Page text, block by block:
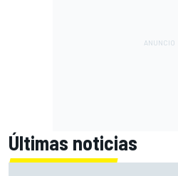
Últimas noticias